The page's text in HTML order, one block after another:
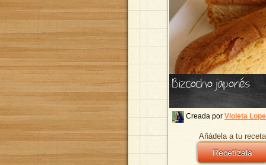
Bizcocho japonés
Creada por Violeta
Añádela a tu
Recetízala